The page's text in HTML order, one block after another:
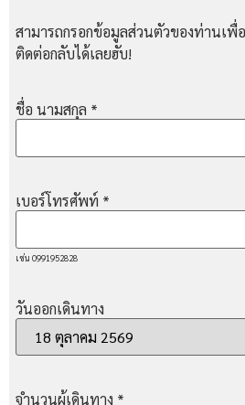
สามารถกรอกข้อมูลส่วนตัวของท่านเพื่
ติดต่อกลับได้เลยฮับ!
ชื่อ นามสกุล *
เบอร์โทรศัพท์ *
เช่น 0991952828
วันออกเดินทาง
จำนวนผู้เดินทาง *